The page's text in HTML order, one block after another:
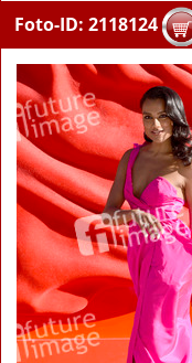
Foto-ID: 2118124